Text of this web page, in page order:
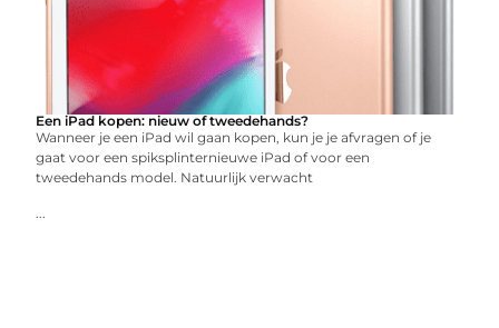
Een iPad kopen: nieuw of tweedehands?
Wanneer je een iPad wil gaan kopen, kun je je afvragen of je
gaat voor een spiksplinternieuwe iPad of voor een
tweedehands model. Natuurlijk verwacht
...